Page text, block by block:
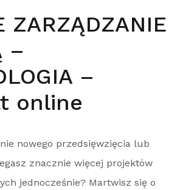
ZARZĄDZANIE
–
–
online
nowego przedsięwzięcia lub
znacznie więcej projektów
jednocześnie? Martwisz się o